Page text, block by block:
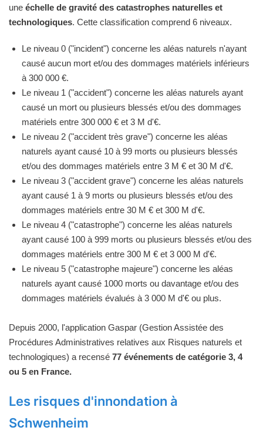
une échelle de gravité des catastrophes naturelles et
technologiques. Cette classification comprend 6 niveaux.
Le niveau 0 ("incident") concerne les aléas naturels n'ayant
causé aucun mort et/ou des dommages matériels inférieurs
à 300 000 €.
Le niveau 1 ("accident") concerne les aléas naturels ayant
causé un mort ou plusieurs blessés et/ou des dommages
matériels entre 300 000 € et 3 M d'€.
Le niveau 2 ("accident très grave") concerne les aléas
naturels ayant causé 10 à 99 morts ou plusieurs blessés
et/ou des dommages matériels entre 3 M € et 30 M d'€.
Le niveau 3 ("accident grave") concerne les aléas naturels
ayant causé 1 à 9 morts ou plusieurs blessés et/ou des
dommages matériels entre 30 M € et 300 M d'€.
Le niveau 4 ("catastrophe") concerne les aléas naturels
ayant causé 100 à 999 morts ou plusieurs blessés et/ou des
dommages matériels entre 300 M € et 3 000 M d'€.
Le niveau 5 ("catastrophe majeure") concerne les aléas
naturels ayant causé 1000 morts ou davantage et/ou des
dommages matériels évalués à 3 000 M d'€ ou plus.
Depuis 2000, l'application Gaspar (Gestion Assistée des
Procédures Administratives relatives aux Risques naturels et
technologiques) a recensé 77 événements de catégorie 3, 4
ou 5 en France.
Les risques d'innondation à
Schwenheim